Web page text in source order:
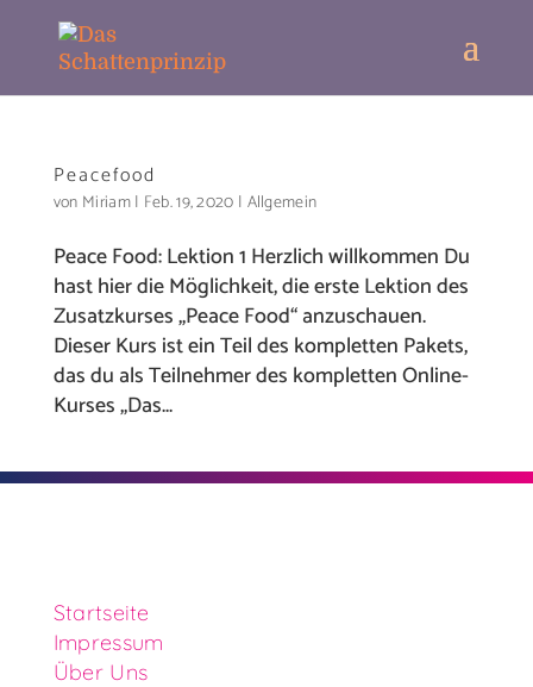
Peacefood
von Miriam| Feb. 19, 2020 | Allgemein
Peace Food: Lektion 1 Herzlich willkommen Du
hast hier die Möglichkeit, die erste Lektion des
Zusatzkurses „Peace Food“ anzuschauen.
Dieser Kurs ist ein Teil des kompletten Pakets,
das du als Teilnehmer des kompletten Online-
Kurses „Das...
Startseite
Impressum
Über Uns